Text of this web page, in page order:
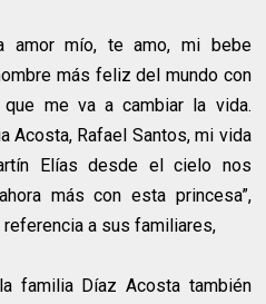
amor mío, te amo, mi bebe
más feliz del mundo con
me va a cambiar la vida.
Acosta, Rafael Santos, mi vida
Elías desde el cielo nos
más con esta princesa”,
a sus familiares,
familia Díaz Acosta también